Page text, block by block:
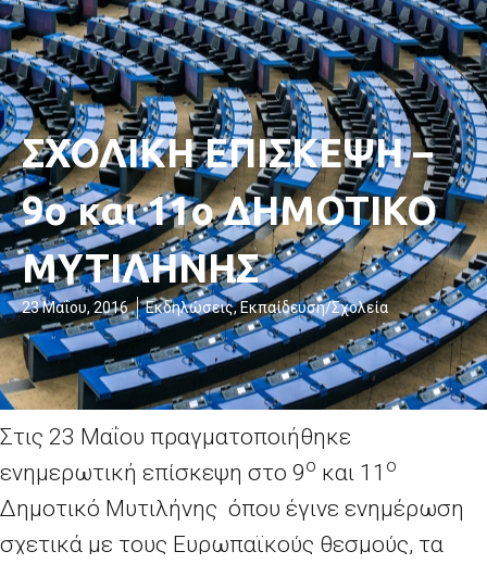
ΣΧΟΛΙΚΗ ΕΠΙΣΚΕΨΗ –
9ο και 11ο ΔΗΜΟΤΙΚΟ
ΜΥΤΙΛΗΝΗΣ
23 Μαΐου, 2016 Εκδηλώσεις,Εκπαίδευση/Σχολεία
Στις 23 Μαΐου πραγματοποιήθηκε
ενημερωτική επίσκεψη στο 9ο και 11 ο
Δημοτικό Μυτιλήνης όπου έγινε ενημέρωση
σχετικά με τους Ευρωπαϊκούς θεσμούς, τα